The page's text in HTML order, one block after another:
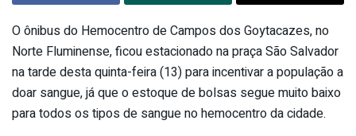
O ônibus do Hemocentro de Campos dos Goytacazes, no
Norte Fluminense, ficou estacionado na praça São Salvador
na tarde desta quinta-feira (13) para incentivar a população a
doar sangue, já que o estoque de bolsas segue muito baixo
para todos os tipos de sangue no hemocentro da cidade.